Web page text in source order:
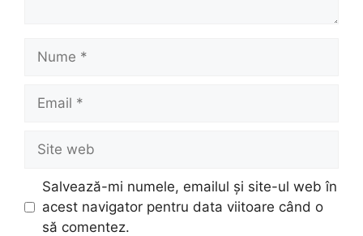
Nume
Email
Site
web
Salvează-mi numele, emailul și site-ul web în
acest navigator pentru data viitoare când o
să comentez.